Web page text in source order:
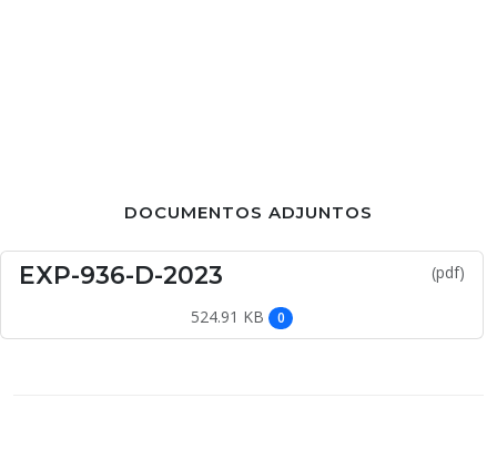
DOCUMENTOS ADJUNTOS
EXP-936-D-2023 (pdf)
524.91 KB 0